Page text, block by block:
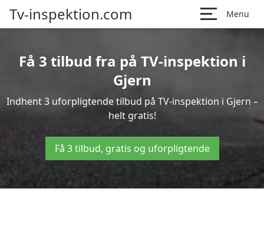
Tv-inspektion.com Menu
Få 3 tilbud fra på TV-inspektion i
Gjern
Indhent 3 uforpligtende tilbud på TV-inspektion i Gjern –
helt gratis!
Få 3 tilbud, gratis og uforpligtende